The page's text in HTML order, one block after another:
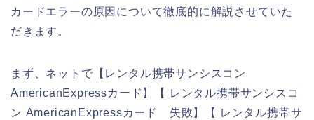
カードエラーの原因について徹底的に解説させていた
だきます。
まず、ネットで【レンタル携帯サンシスコン
AmericanExpressカード】【 レンタル携帯サンシスコ
ン AmericanExpressカード 失敗】【 レンタル携帯サ